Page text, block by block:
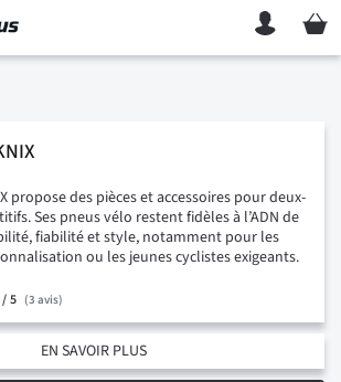
Mon
propose des pièces et accessoires pour deux-
Ses pneus vélo restent fidèles à l’ADN de
fiabilité et style, notamment pour les
ou les jeunes cyclistes exigeants.
/ 3 avis
EN SAVOIR PLUS